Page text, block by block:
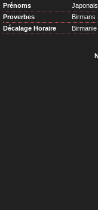
Prénoms
Japonais
Proverbes
Birmans
Décalage Horaire
Birmanie